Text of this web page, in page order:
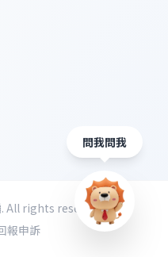
. All rights reserved.
報申訴
問我問我